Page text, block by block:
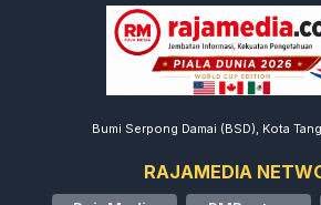
Bumi Serpong Damai (BSD), Kota
RAJAMEDIA